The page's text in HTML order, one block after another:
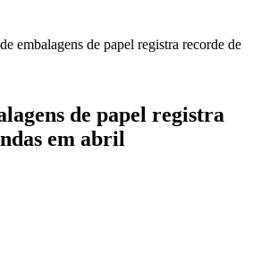
embalagens de papel registra recorde de
de papel registra
em abril